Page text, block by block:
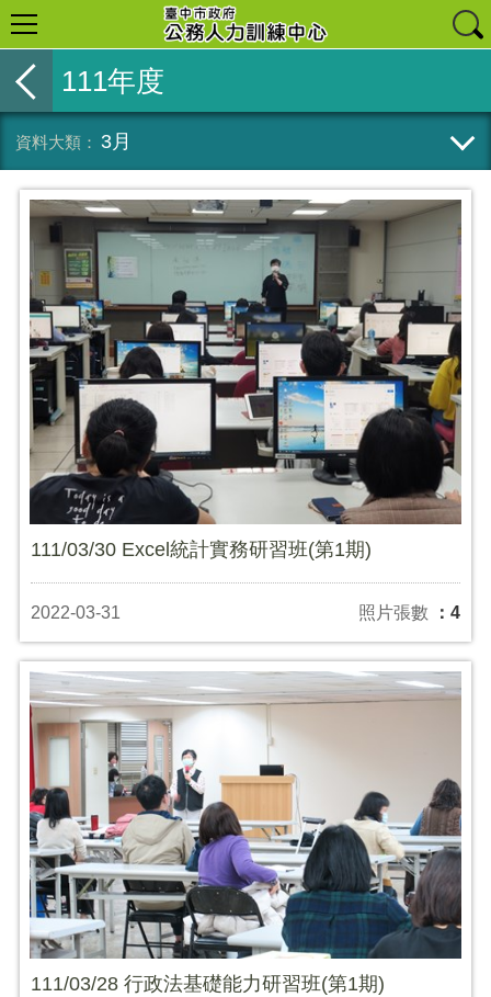
111年度
3月
111/03/30 Excel統計實務研習班(第1期)
2022-03-31 照片張數 ：4
111/03/28 行政法基礎能力研習班(第1期)